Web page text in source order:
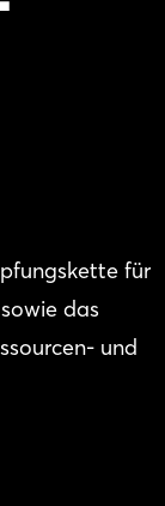
für
das
und